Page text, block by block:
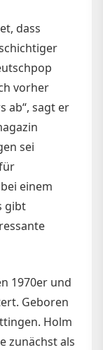
dass
vorher
ab“, sagt er
sei
einem
gibt
1970er und
Geboren
Holm
zunächst als